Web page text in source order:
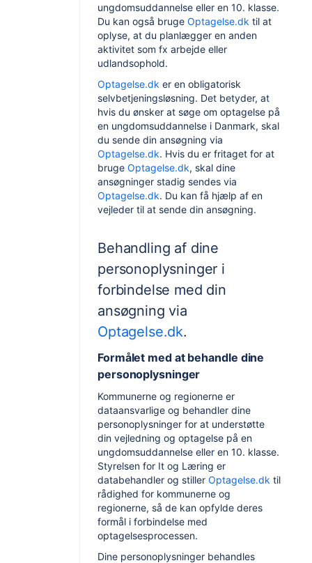
ungdomsuddannelse eller en 10. klasse.
Du kan også bruge Optagelse.dk til at
oplyse, at du planlægger en anden
aktivitet som fx arbejde eller
udlandsophold.
Optagelse.dk er en obligatorisk
selvbetjeningsløsning. Det betyder, at
hvis du ønsker at søge om optagelse på
en ungdomsuddannelse i Danmark, skal
du sende din ansøgning via
Optagelse.dk. Hvis du er fritaget for at
bruge Optagelse.dk, skal dine
ansøgninger stadig sendes via
Optagelse.dk. Du kan få hjælp af en
vejleder til at sende din ansøgning.
Behandling af dine
personoplysninger i
forbindelse med din
ansøgning via
Optagelse.dk.
Formålet med at behandle dine
personoplysninger
Kommunerne og regionerne er
dataansvarlige og behandler dine
personoplysninger for at understøtte
din vejledning og optagelse på en
ungdomsuddannelse eller en 10. klasse.
Styrelsen for It og Læring er
databehandler og stiller Optagelse.dk til
rådighed for kommunerne og
regionerne, så de kan opfylde deres
formål i forbindelse med
optagelsesprocessen.
Dine personoplysninger behandles